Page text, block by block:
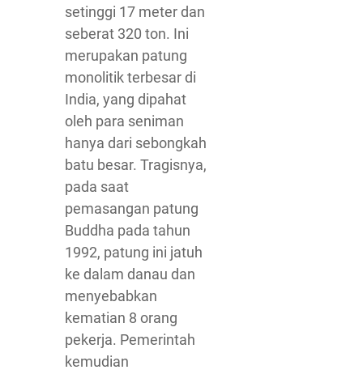
setinggi 17 meter dan
seberat 320 ton. Ini
merupakan patung
monolitik terbesar di
India, yang dipahat
oleh para seniman
hanya dari sebongkah
batu besar. Tragisnya,
pada saat
pemasangan patung
Buddha pada tahun
1992, patung ini jatuh
ke dalam danau dan
menyebabkan
kematian 8 orang
pekerja. Pemerintah
kemudian